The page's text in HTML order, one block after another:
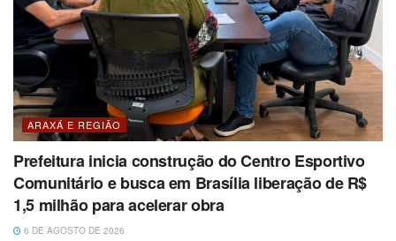
ARAXÁ E REGIÃO
Prefeitura inicia construção do Centro Esportivo
Comunitário e busca em Brasília liberação de R$
1,5 milhão para acelerar obra
6 DE AGOSTO DE 2026